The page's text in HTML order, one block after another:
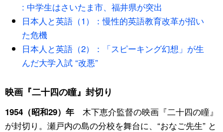
: 中学生はさいたま市、福井県が突出
日本人と英語（1）：慢性的英語教育改革が招い
た危機
日本人と英語（2）：「スピーキング幻想」が生
んだ大学入試 “改悪”
映画『二十四の瞳』封切り
1954（昭和29）年木下恵介監督の映画『二十四の瞳』
が封切り。瀬戸内の島の分校を舞台に、“おなご先生” と